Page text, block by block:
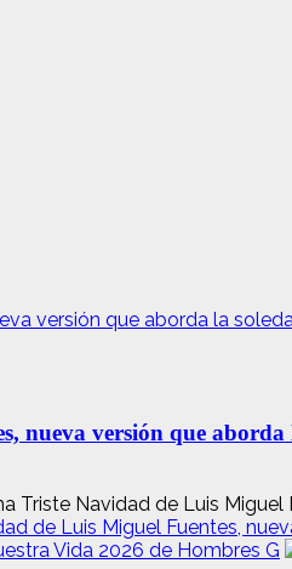
versión que aborda la
nueva versión que aborda
Triste Navidad de Luis Miguel
de Luis Miguel Fuentes,
Vida 2026 de Hombres G